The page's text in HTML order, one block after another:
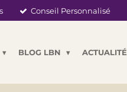
Conseil Personnalisé
BLOG LBN ACTUALITÉ